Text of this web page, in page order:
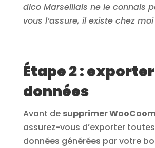
dico Marseillais ne le connais
vous l’assure, il existe chez
Étape 2 :
données
Avant de supprimer
assurez-vous d’exporter
données générées par votre